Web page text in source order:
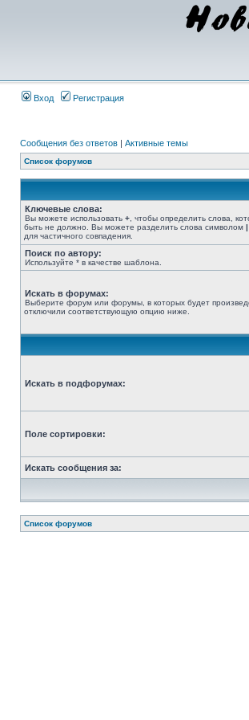
Вход Регистрация
Сообщения без ответов | Активные темы
Список форумов
Ключевые слова:
Вы можете использовать + , чтобы определить слова,
быть не должно. Вы можете разделить слова символом |
для частичного совпадения.
Поиск по автору:
Используйте * в качестве шаблона.
Искать в форумах:
Выберите форум или форумы, в которых будет
отключили соответствующую опцию ниже.
Искать в подфорумах:
Поле сортировки:
Искать сообщения за:
Список форумов